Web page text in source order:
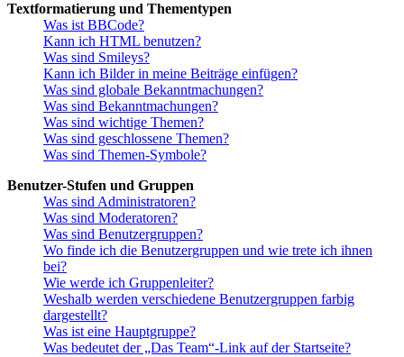
Textformatierung und Thementypen
Was ist BBCode?
Kann ich HTML benutzen?
Was sind Smileys?
Kann ich Bilder in meine Beiträge einfügen?
Was sind globale Bekanntmachungen?
Was sind Bekanntmachungen?
Was sind wichtige Themen?
Was sind geschlossene Themen?
Was sind Themen-Symbole?
Benutzer-Stufen und Gruppen
Was sind Administratoren?
Was sind Moderatoren?
Was sind Benutzergruppen?
Wo finde ich die Benutzergruppen und wie trete ich ihnen
bei?
Wie werde ich Gruppenleiter?
Weshalb werden verschiedene Benutzergruppen farbig
dargestellt?
Was ist eine Hauptgruppe?
Was bedeutet der „Das Team“-Link auf der Startseite?